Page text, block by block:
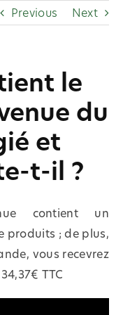
Previous Next
le
du
et
t-il ?
contient un
produits ; de plus,
vous recevrez
TTC